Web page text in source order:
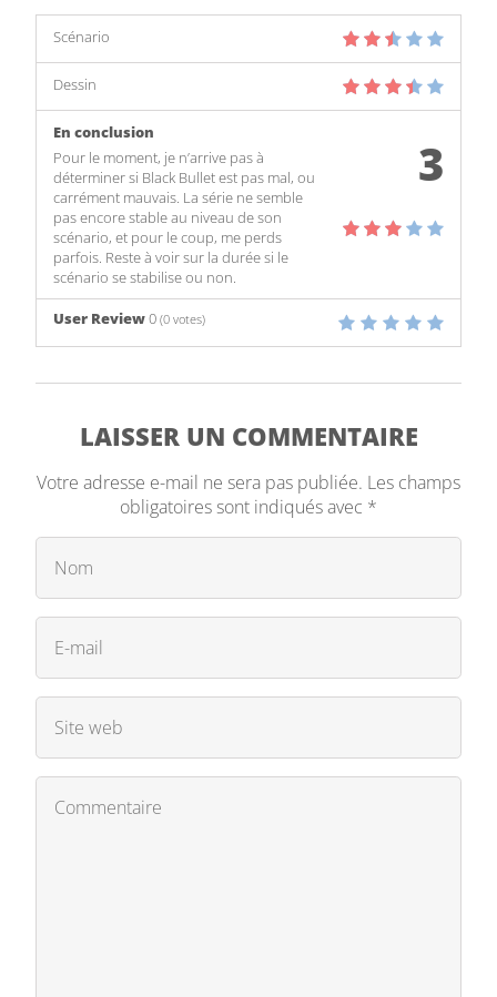
Scénario
Dessin
3
En conclusion
Pour le moment, je n’arrive pas à
déterminer si Black Bullet est pas mal, ou
carrément mauvais. La série ne semble
pas encore stable au niveau de son
scénario, et pour le coup, me perds
parfois. Reste à voir sur la durée si le
scénario se stabilise ou non.
User Review0 (0 votes)
LAISSER UN COMMENTAIRE
Votre adresse e-mail ne sera pas publiée. Les champs
obligatoires sont indiqués avec *